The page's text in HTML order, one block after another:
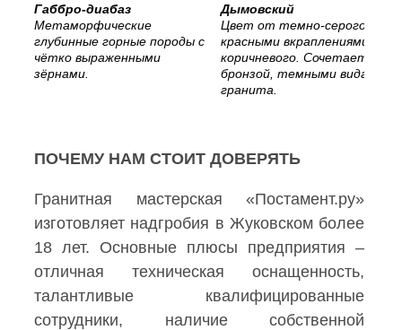
Габбро-диабаз
Метаморфические
глубинные горные породы с
чётко выраженными
зёрнами.
Дымовский
Цвет от темно-серого с
красными вкраплениями, до
коричневого. Сочетается с
бронзой, темными видами
гранита.
ПОЧЕМУ НАМ СТОИТ ДОВЕРЯТЬ
Гранитная мастерская «Постамент.ру»
изготовляет надгробия в Жуковском более
18 лет. Основные плюсы предприятия –
отличная техническая оснащенность,
талантливые квалифицированные
сотрудники, наличие собственной